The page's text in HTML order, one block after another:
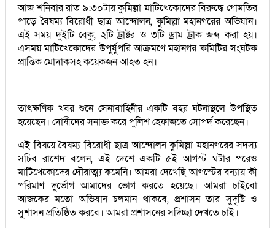
আজ শনিবার রাত ৯:৩০টায় কুমিল্লা মাটিখেকোদের বিরুদ্ধে গোমতির
পাড়ে বৈষম্য বিরোধী ছাত্র আন্দোলন, কুমিল্লা মহানগরের অভিযান।
এই সময় দুইটি বেকু, ২টি ট্রাক্টর ও ৩টি ড্রাম ট্রাক জব্দ করা হয়।
এসময় মাটিখেকোদের উপুর্যুপরি আক্রমণে মহানগর কমিটির সংঘটক
প্রান্তিক মোদাকসহ কয়েকজন আহত হন।
তাৎক্ষণিক খবর শুনে সেনাবাহিনীর একটি বহর ঘটনাস্থলে উপস্থিত
হয়েছেন। দোষীদের সনাক্ত করে পুলিশ হেফাজতে সোপর্দ করেছেন।
এই বিষয়ে বৈষম্য বিরোধী ছাত্র আন্দোলন কুমিল্লা মহানগরের সদস্য
সচিব রাশেদ বলেন, এই দেশে একটি ৫ই আগস্ট ঘটার পরেও
মাটিখেকোদের দৌরাত্ম্য কমেনি। আমরা দেখেছি আগস্টের বন্যায় কী
পরিমাণ দুর্ভোগ আমাদের ভোগ করতে হয়েছে। আমরা চাইবো
আজকের মতো অভিযান চলমান থাকবে, প্রশাসন তার সুদৃষ্টি ও
সুশাসন প্রতিষ্ঠিত করবে। আমরা প্রশাসনের সদিচ্ছা দেখতে চাই।